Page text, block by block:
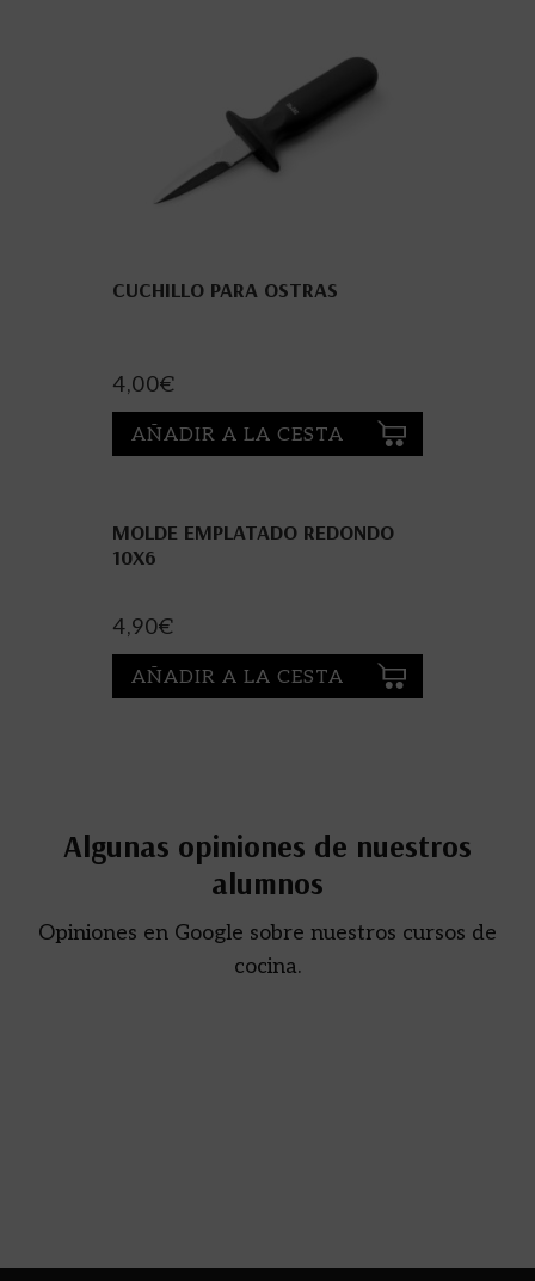
CUCHILLO PARA OSTRAS
4,00€
AÑADIR A LA CESTA
MOLDE EMPLATADO REDONDO
10X6
4,90€
AÑADIR A LA CESTA
Algunas opiniones de nuestros
alumnos
Opiniones en Google sobre nuestros cursos de
cocina.